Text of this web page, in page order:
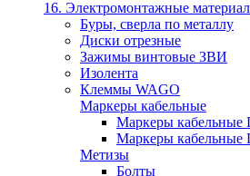
16. Электромонтажные
Буры, сверла по металлу
Диски отрезные
Зажимы винтовые ЗВИ
Изолента
Клеммы WAGO
Маркеры кабельные
Маркеры кабельные
Маркеры кабельные
Метизы
Болты